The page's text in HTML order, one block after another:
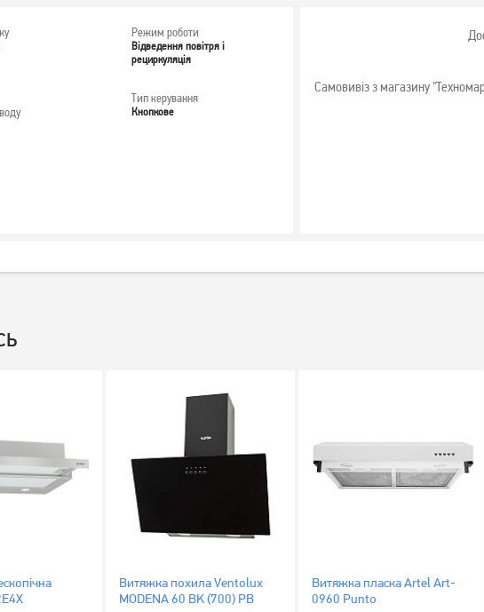
Режим роботи
Відведення повітря і
рециркуляція
Тип керування
Кнопкове
Самовивіз з магазину
Витяжка похила Ventolux
MODENA 60 BK (700) PB
Витяжка пласка Artel Art-
0960 Punto